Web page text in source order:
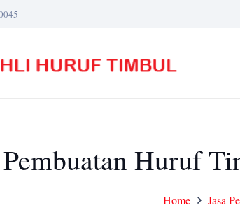
Pembuatan Huruf
Home Jasa